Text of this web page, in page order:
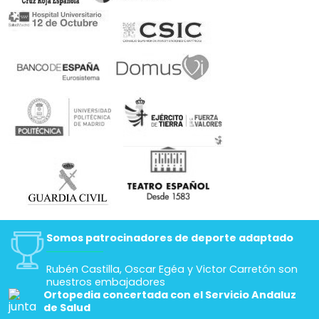
Somos patrocinadores de deporte adaptado
Rubén Castilla, Oscar Egéa y Victor Carretón son
nuestros embajadores
Ortopedia concertada con el Servicio Andaluz
de Salud